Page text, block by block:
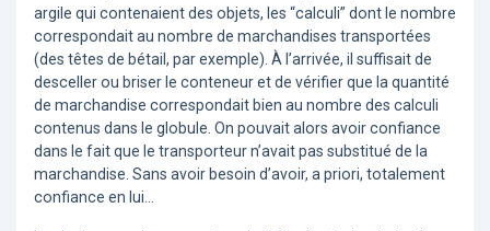
argile qui contenaient des objets, les “calculi” dont le nombre
correspondait au nombre de marchandises transportées
(des têtes de bétail, par exemple). À l’arrivée, il suffisait de
desceller ou briser le conteneur et de vérifier que la quantité
de marchandise correspondait bien au nombre des calculi
contenus dans le globule. On pouvait alors avoir confiance
dans le fait que le transporteur n’avait pas substitué de la
marchandise. Sans avoir besoin d’avoir, a priori, totalement
confiance en lui…